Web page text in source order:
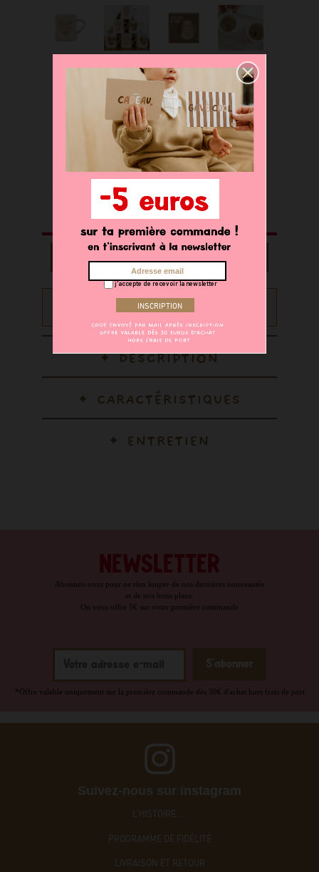
MUG CÉRAMIQUE
HAPPY FAMILY - 19,90 €
Déclinaisons disponibles
Recevez 20 points sur votre compte fidélité en achetant
ce produit
DESCRIPTION
CARACTÉRISTIQUES
ENTRETIEN
Abonnez-vous pour ne rien louper de nos dernières nouveautés
et de nos bons plans.
On vous offre 5€ sur votre première commande
*Offre valable uniquement sur la première commande dès 30€ d'achat hors frais de port
Suivez-nous sur instagram
L'HISTOIRE ....
PROGRAMME DE FIDÉLITÉ
LIVRAISON ET RETOUR
j'accepte de recevoir la newsletter